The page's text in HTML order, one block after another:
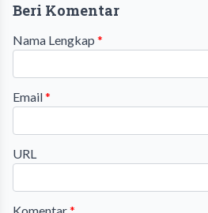
Beri Komentar
Nama Lengkap *
Email*
URL